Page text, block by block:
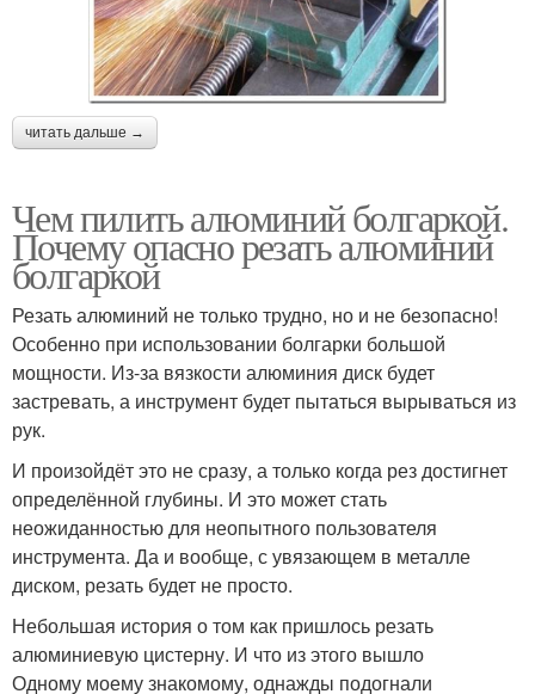
читать дальше →
Чем пилить алюминий болгаркой.
Почему опасно резать алюминий
болгаркой
Резать алюминий не только трудно, но и не безопасно!
Особенно при использовании болгарки большой
мощности. Из-за вязкости алюминия диск будет
застревать, а инструмент будет пытаться вырываться из
рук.
И произойдёт это не сразу, а только когда рез достигнет
определённой глубины. И это может стать
неожиданностью для неопытного пользователя
инструмента. Да и вообще, с увязающем в металле
диском, резать будет не просто.
Небольшая история о том как пришлось резать
алюминиевую цистерну. И что из этого вышло
Одному моему знакомому, однажды подогнали